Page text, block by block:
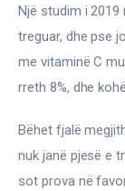
Një studim i
treguar, dhe pse
me vitaminë C
rreth 8%, dhe
Bëhet fjalë
nuk janë pjesë e
sot prova në